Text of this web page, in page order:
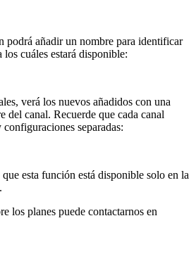
podrá añadir un nombre para identificar
cuáles estará disponible:
verá los nuevos añadidos con una
del canal. Recuerde que cada canal
separadas:
esta función está disponible solo en la
los planes puede contactarnos en